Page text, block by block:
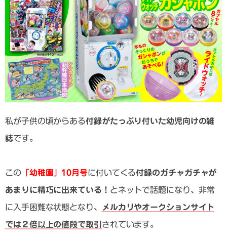
私が子供の頃からある付録がたっぷり付いた幼児向けの雑
誌です。
この 「幼稚園」10月号に付いてくる付録のガチャガチャが
あまりに精巧に出来ている！ とネットで話題になり、非常
に入手困難な状態となり、 メルカリやオークションサイト
では２倍以上の値段で取引 されています。